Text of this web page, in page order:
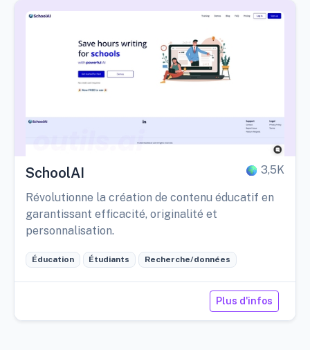
SchoolAI 3,5K
Révolutionne la création de contenu éducatif en
garantissant efficacité, originalité et
personnalisation.
Éducation Étudiants Recherche/données
Plus d'infos